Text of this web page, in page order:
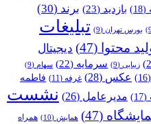
(18) بازدید (23) برند (30)
بورس تهران (9)
تبلیغات
محتوا (47)
دیجیتال
زیبایی (9) سرمایه (22) سهام (9)
(16) عکس (28) غرفه (11)
فاطمه
(17) مدیرعامل (26)
نشست
(47) همایش (10) همراه